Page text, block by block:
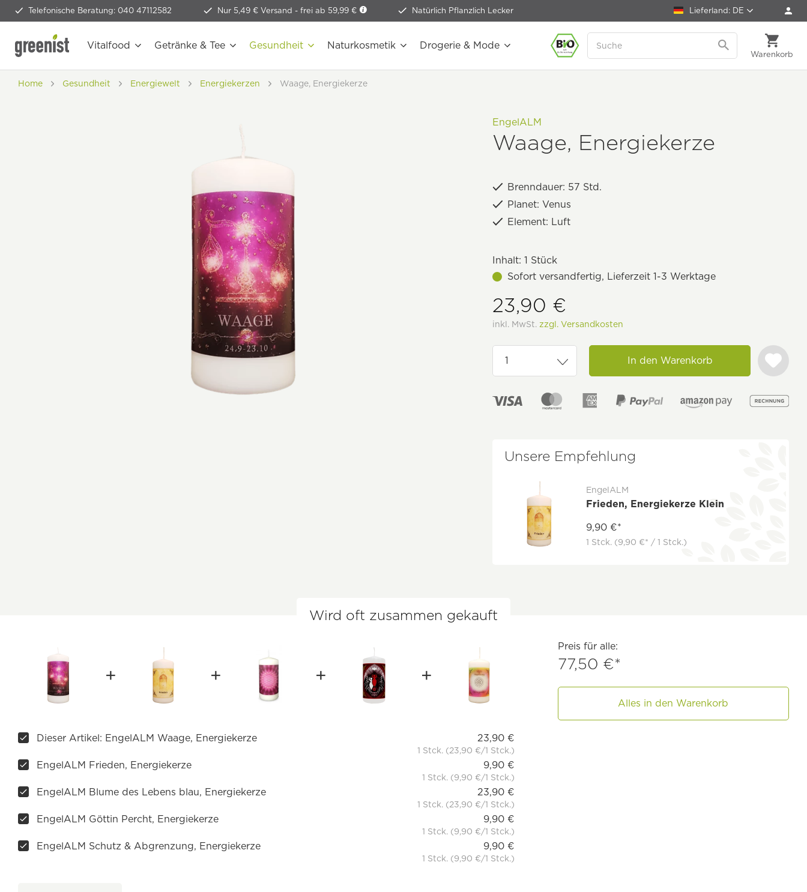
Telefonische Beratung: 040 47112582 Nur 5,49 € Versand - frei ab 59,99 € Natürlich Pflanzlich Lecker Lieferland: DE
Warenkorb
Vitalfood Getränke & Tee Gesundheit Naturkosmetik Drogerie & Mode
Home Gesundheit Energiewelt Energiekerzen Waage, Energiekerze
EngelALM
Waage, Energiekerze
Brenndauer: 57 Std.
Planet: Venus
Element: Luft
Inhalt: 1 Stück
Sofort versandfertig, Lieferzeit 1-3 Werktage
23,90 €
inkl. MwSt. zzgl. Versandkosten
In den Warenkorb
Unsere Empfehlung
EngelALM
Frieden, Energiekerze Klein
9,90 €*
1 Stck. (9,90 €* / 1 Stck.)
Wird oft zusammen gekauft
Preis für alle:
77,50 €*
Alles in den Warenkorb
Dieser Artikel: EngelALM Waage, Energiekerze 23,90 €
1 Stck. (23,90 €/1 Stck.)
EngelALM Frieden, Energiekerze 9,90 €
1 Stck. (9,90 €/1 Stck.)
EngelALM Blume des Lebens blau, Energiekerze 23,90 €
1 Stck. (23,90 €/1 Stck.)
EngelALM Göttin Percht, Energiekerze 9,90 €
1 Stck. (9,90 €/1 Stck.)
EngelALM Schutz & Abgrenzung, Energiekerze 9,90 €
1 Stck. (9,90 €/1 Stck.)